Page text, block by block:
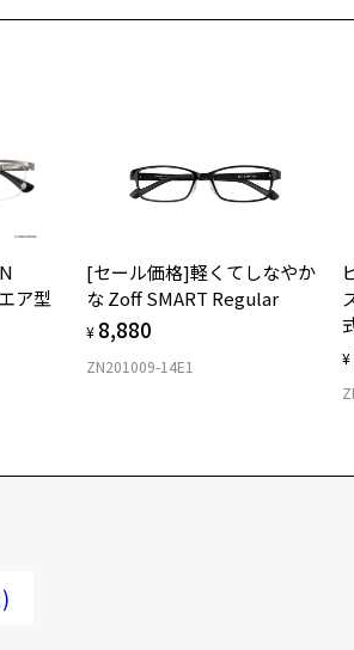
ア型
[セール価格]軽くてしなやか
な Zoff SMART Regular
¥ 8,880
ZN201009-14E1 ¥